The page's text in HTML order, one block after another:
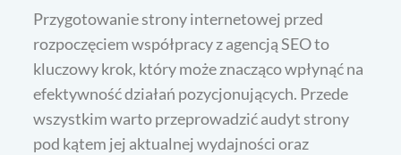
Przygotowanie strony internetowej przed
rozpoczęciem współpracy z agencją SEO to
kluczowy krok, który może znacząco wpłynąć na
efektywność działań pozycjonujących. Przede
wszystkim warto przeprowadzić audyt strony
pod kątem jej aktualnej wydajności oraz